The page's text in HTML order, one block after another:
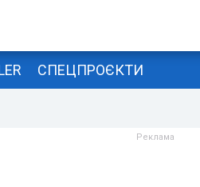
СПЕЦПРОЄКТИ